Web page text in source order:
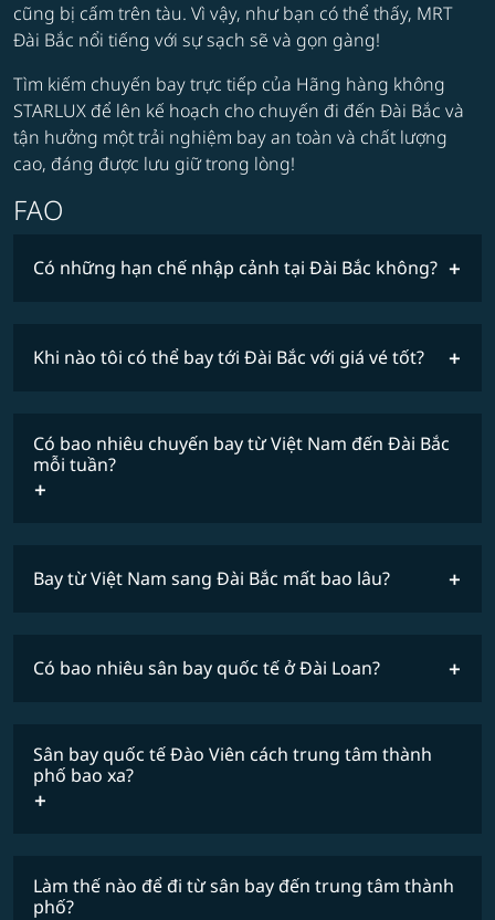
cũng bị cấm trên tàu. Vì vậy, như bạn có thể thấy, MRT
Đài Bắc nổi tiếng với sự sạch sẽ và gọn gàng!
Tìm kiếm chuyến bay trực tiếp của Hãng hàng không
STARLUX để lên kế hoạch cho chuyến đi đến Đài Bắc và
tận hưởng một trải nghiệm bay an toàn và chất lượng
cao, đáng được lưu giữ trong lòng!
FAO
Có những hạn chế nhập cảnh tại Đài Bắc không?
Khi nào tôi có thể bay tới Đài Bắc với giá vé tốt?
giá vé thấp nhất
COSMILE
Có bao nhiêu chuyến bay từ Việt Nam đến Đài Bắc
mỗi tuần?
tin chi tiết về chuyến bay
Bay từ Việt Nam sang Đài Bắc mất bao lâu?
Có bao nhiêu sân bay quốc tế ở Đài Loan?
Sân bay quốc tế Đào Viên cách trung tâm thành
phố bao xa?
Làm thế nào để đi từ sân bay đến trung tâm thành
phố?